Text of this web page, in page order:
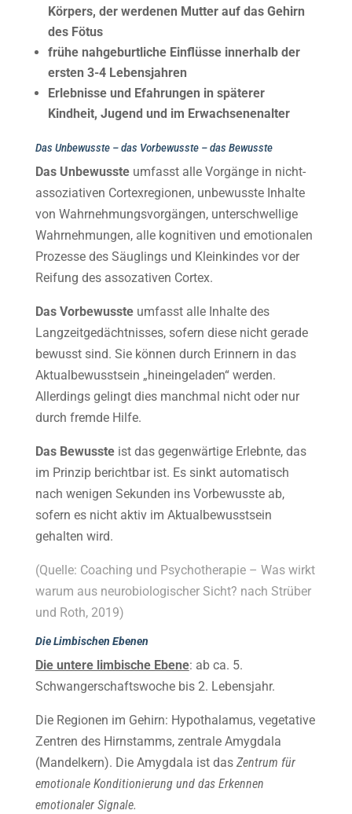
Körpers, der werdenen Mutter auf das Gehirn
des Fötus
frühe nahgeburtliche Einflüsse innerhalb der
ersten 3-4 Lebensjahren
Erlebnisse und Efahrungen in späterer
Kindheit, Jugend und im Erwachsenenalter
Das Unbewusste – das Vorbewusste – das Bewusste
Das Unbewusste umfasst alle Vorgänge in nicht-
assoziativen Cortexregionen, unbewusste Inhalte
von Wahrnehmungsvorgängen, unterschwellige
Wahrnehmungen, alle kognitiven und emotionalen
Prozesse des Säuglings und Kleinkindes vor der
Reifung des assozativen Cortex.
Das Vorbewusste umfasst alle Inhalte des
Langzeitgedächtnisses, sofern diese nicht gerade
bewusst sind. Sie können durch Erinnern in das
Aktualbewusstsein „hineingeladen“ werden.
Allerdings gelingt dies manchmal nicht oder nur
durch fremde Hilfe.
Das Bewusste ist das gegenwärtige Erlebnte, das
im Prinzip berichtbar ist. Es sinkt automatisch
nach wenigen Sekunden ins Vorbewusste ab,
sofern es nicht aktiv im Aktualbewusstsein
gehalten wird.
(Quelle: Coaching und Psychotherapie – Was wirkt
warum aus neurobiologischer Sicht? nach Strüber
und Roth, 2019)
Die Limbischen Ebenen
Die untere limbische Ebene: ab ca. 5.
Schwangerschaftswoche bis 2. Lebensjahr.
Die Regionen im Gehirn: Hypothalamus, vegetative
Zentren des Hirnstamms, zentrale Amygdala
(Mandelkern). Die Amygdala ist das Zentrum für
emotionale Konditionierung und das Erkennen
emotionaler Signale.